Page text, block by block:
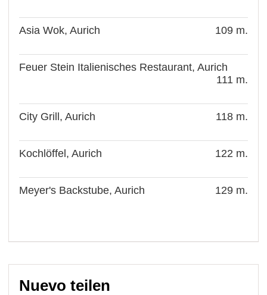
Asia Wok, Aurich 109 m.
Feuer Stein Italienisches Restaurant, Aurich
111 m.
City Grill, Aurich 118 m.
Kochlöffel, Aurich 122 m.
Meyer's Backstube, Aurich 129 m.
Nuevo teilen